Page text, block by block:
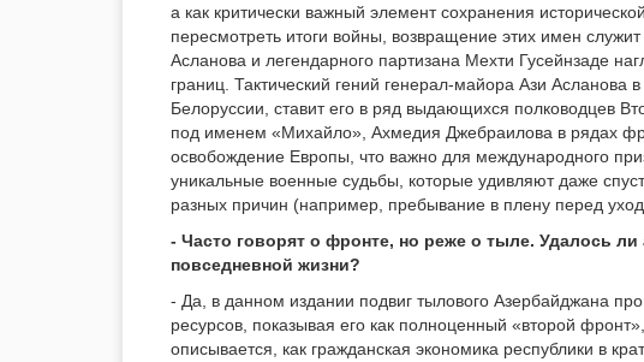
а как критически важный элемент сохранения
пересмотреть итоги войны, возвращение этих имен
Асланова и легендарного партизана Мехти Гусейнзаде
границ. Тактический гений генерал-майора Ази
Белоруссии, ставит его в ряд выдающихся полководцев
под именем «Михайло», Ахмедия Джебраилова в рядах
освобождение Европы, что важно для международного
уникальные военные судьбы, которые удивляют даже
разных причин (например, пребывание в плену перед
- Часто говорят о фронте, но реже о тыле. Удалось
повседневной жизни?
- Да, в данном издании подвиг тылового Азербайджана
ресурсов, показывая его как полноценный «второй
описывается, как гражданская экономика республики в